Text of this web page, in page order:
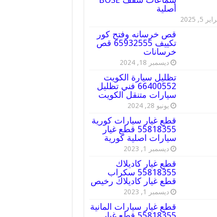
أصلية
5, 2025
قص خرسانه وفتح كور
تكييف 65932555 قص
خرسانات
ديسمبر 18, 2024
تظليل سيارة الكويت
66400552 فني تظليل
سيارات متنقل الكويت
يونيو 28, 2024
قطع غيار سيارات كورية
55818355 قطع غيار
سيارات اصلية كورية
ديسمبر 1, 2023
قطع غيار كاديلاك
55818355 سكراب
قطع غيار كاديلاك رخيص
ديسمبر 1, 2023
قطع غيار سيارات المانية